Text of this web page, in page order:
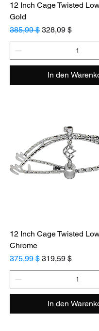
12 Inch Cage Twisted
Gold
Standardpreis
385,99 $ Sale-Preis
328,09 $
In den
12 Inch Cage Twisted
Chrome
Standardpreis
375,99 $ Sale-Preis
319,59 $
In den